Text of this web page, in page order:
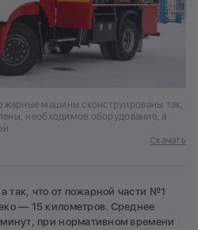
машины сконструированы так,
необходимое оборудование, а
Скачать
так, что от пожарной части №1
— 15 километров. Среднее
при нормативном времени